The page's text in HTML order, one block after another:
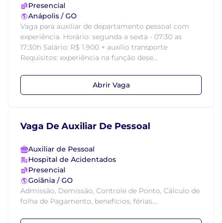
Presencial
Anápolis / GO
Vaga para auxiliar de departamento pessoal com
experiência. Horário: segunda a sexta - 07:30 as
17:30h Salário: R$ 1.900 + auxílio transporte
Requisitos: experiência na função dese...
Abrir Vaga
Vaga De Auxiliar De Pessoal
Auxiliar de Pessoal
Hospital de Acidentados
Presencial
Goiânia / GO
Admissão, Demissão, Controle de Ponto, Cálculo de
folha de Pagamento, benefícios, férias....